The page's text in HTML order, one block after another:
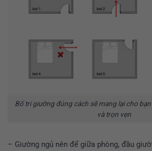
Bố trí giường đúng cách sẽ mang lại cho
và trọn vẹn
– Giường ngủ nên để giữa phòng, đầu